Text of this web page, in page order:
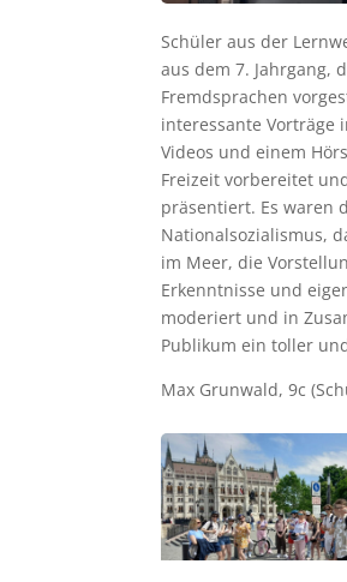
Schüler aus der
aus dem 7. Jahrgang,
Fremdsprachen
interessante Vorträge
Videos und einem
Freizeit vorbereitet
präsentiert. Es waren
Nationalsozialismus,
im Meer, die
Erkenntnisse und
moderiert und in
Publikum ein toller
Max Grunwald, 9c